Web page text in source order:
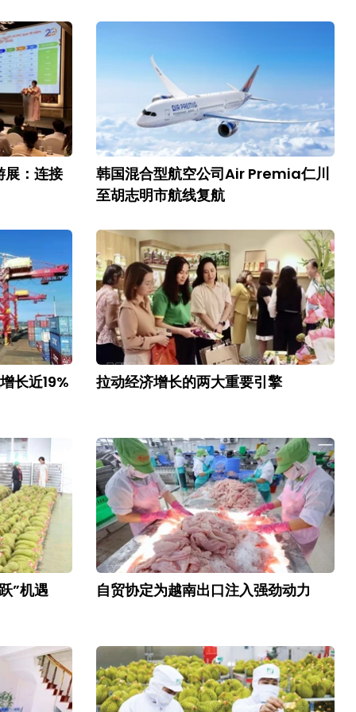
展：连接
韩国混合型航空公司Air Premia仁川
至胡志明市航线复航
长近19% 拉动经济增长的两大重要引擎
”机遇 自贸协定为越南出口注入强劲动力